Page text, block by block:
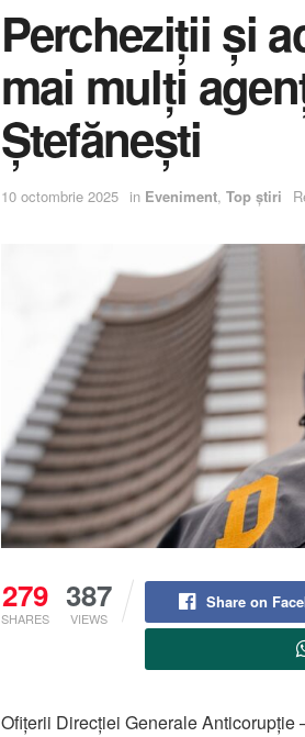
Percheziții și
mai mulți
Ștefănești
10 octombrie 2025 in Eveniment, Top știri
279
SHARES
387
VIEWS
Share on
Ofițerii Direcției Generale